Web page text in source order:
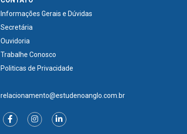
Informações Gerais e Dúvidas
Secretária
Ouvidoria
Trabalhe Conosco
Politicas de Privacidade
relacionamento@estudenoanglo.com.br